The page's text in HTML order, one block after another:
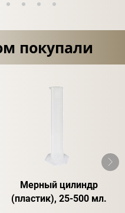
покупали
Мерный цилиндр
(пластик), 25-500 мл.